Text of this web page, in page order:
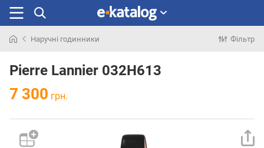
раніше
Наручні годинники Фільтр
Pierre Lannier 032H613
7 300 грн.